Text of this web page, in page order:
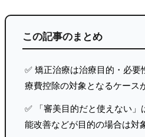
この記事のまとめ
✅ 矯正治療は治療目的・必要
療費控除の対象となるケース
✅ 「審美目的だと使えない
能改善などが目的の場合は対